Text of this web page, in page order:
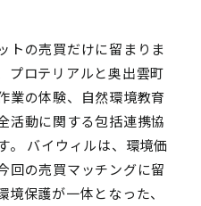
トの売買だけに留まりま
プロテリアルと奥出雲町
業の体験、自然環境教育
活動に関する包括連携協
。 バイウィルは、環境価
回の売買マッチングに留
保護が一体となった、